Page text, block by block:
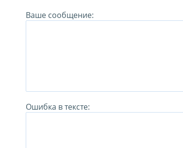
Ваше сообщение:
Ошибка в тексте: